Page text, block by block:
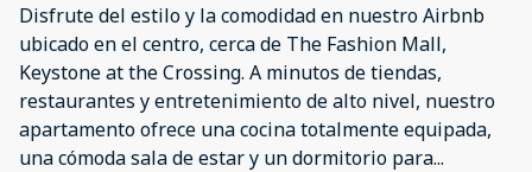
Disfrute del estilo y la comodidad en nuestro Airbnb
ubicado en el centro, cerca de The Fashion Mall,
Keystone at the Crossing. A minutos de tiendas,
restaurantes y entretenimiento de alto nivel, nuestro
apartamento ofrece una cocina totalmente equipada,
una cómoda sala de estar y un dormitorio para...